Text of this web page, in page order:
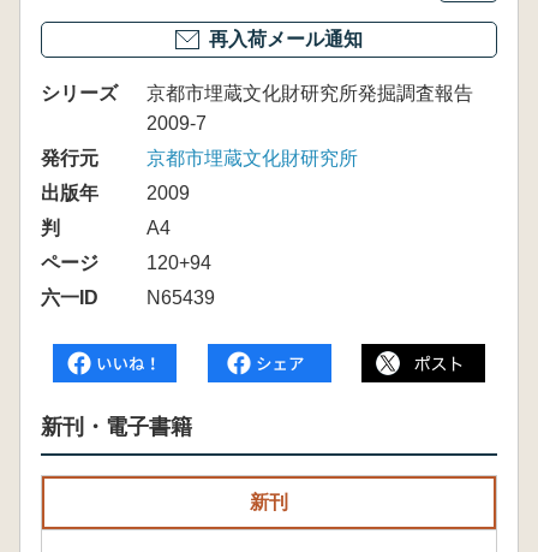
再入荷メール通知
シリーズ
京都市埋蔵文化財研究所発掘調査報告
2009-7
発行元
京都市埋蔵文化財研究所
出版年
2009
判
A4
ページ
120+94
六一ID
N65439
新刊・電子書籍
新刊